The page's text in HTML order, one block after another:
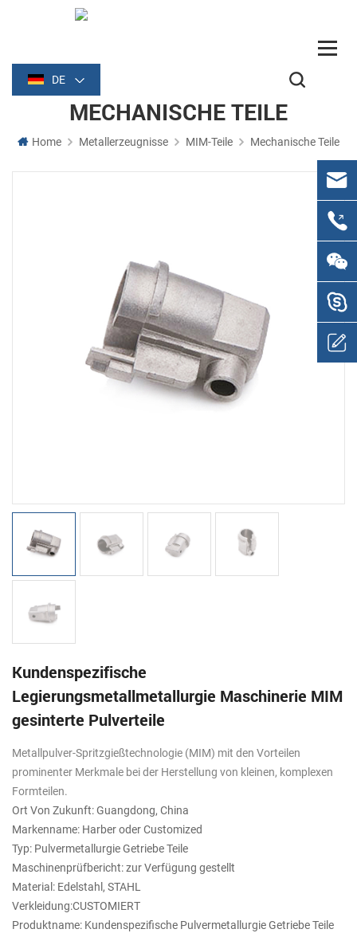
DE
MECHANISCHE TEILE
Home Metallerzeugnisse MIM-Teile Mechanische Teile
Kundenspezifische
Legierungsmetallmetallurgie Maschinerie MIM
gesinterte Pulverteile
Metallpulver-Spritzgießtechnologie (MIM) mit den Vorteilen
prominenter Merkmale bei der Herstellung von kleinen, komplexen
Formteilen.
Ort Von Zukunft: Guangdong, China
Markenname: Harber oder Customized
Typ: Pulvermetallurgie Getriebe Teile
Maschinenprüfbericht: zur Verfügung gestellt
Material: Edelstahl, STAHL
Verkleidung:CUSTOMIERT
Produktname: Kundenspezifische Pulvermetallurgie Getriebe Teile